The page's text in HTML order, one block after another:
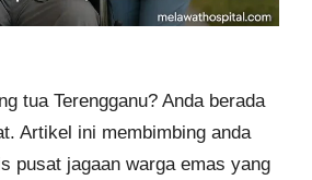
tua Terengganu? Anda berada
Artikel ini membimbing anda
pusat jagaan warga emas yang